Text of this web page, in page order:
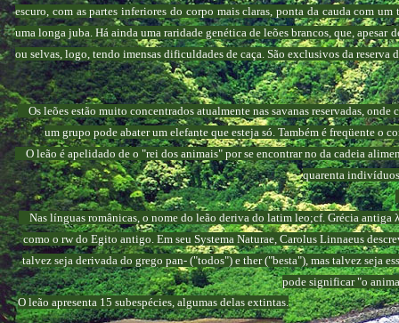
escuro, com as partes inferiores do corpo mais claras, ponta da cauda com
uma longa juba. Há ainda uma raridade genética de leões brancos, que, apesar
ou selvas, logo, tendo imensas dificuldades de caça. São exclusivos da reserva
Os leões estão muito concentrados atualmente nas savanas reservadas,
um grupo pode abater um elefante que esteja só. Também é freqüente o
O leão é apelidado de o "rei dos animais" por se encontrar no da cadeia
quarenta
Nas línguas românicas, o nome do leão deriva do latim leo;cf. Grécia antiga
como o rw do Egito antigo. Em seu Systema Naturae, Carolus Linnaeus
talvez seja derivada do grego pan- ("todos") e ther ("besta"), mas talvez seja
pode significar "o
O leão apresenta 15 subespécies, algumas delas extintas.